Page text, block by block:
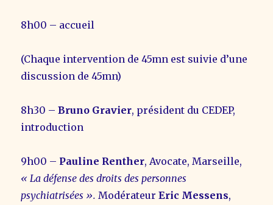
8h00 – accueil
(Chaque intervention de 45mn est suivie d’une
discussion de 45mn)
8h30 –Bruno Gravier, président du CEDEP,
introduction
9h00 – Pauline Renther, Avocate, Marseille,
« La défense des droits des personnes
psychiatrisées ». Modérateur Eric Messens,